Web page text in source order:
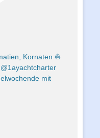
mit